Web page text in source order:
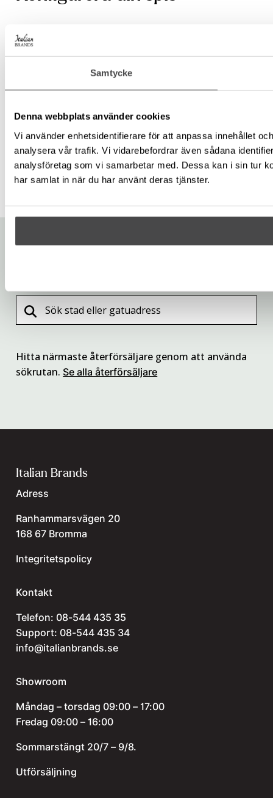
Samtycke
Denna webbplats använder cookies
Vi använder enhetsidentifierare för att anpassa innehållet
analysera vår trafik. Vi vidarebefordrar även sådana
analysföretag som vi samarbetar med. Dessa kan i sin tur
har samlat in när du har använt deras tjänster.
Sjudningspl
atta
Wokring
Hitta närmaste återförsäljare genom att använda
sökrutan. Se alla återförsäljare
Italian Brands
Adress
Ranhammarsvägen 20
168 67 Bromma
Integritetspolicy
Kontakt
Telefon: 08-544 435 35
Support: 08-544 435 34
info@italianbrands.se
Showroom
Måndag – torsdag 09:00 – 17:00
Fredag 09:00 – 16:00
Sommarstängt 20/7 – 9/8.
Utförsäljning